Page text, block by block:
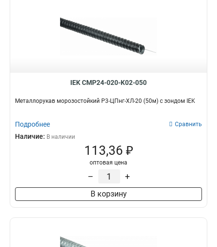
IEK CMP24-020-K02-050
Металлорукав морозостойкий Р3-ЦПнг-ХЛ-20 (50м) с зондом IEK
Подробнее Сравнить
Наличие: В наличии
113,36 ₽
оптовая цена
– +
В корзину